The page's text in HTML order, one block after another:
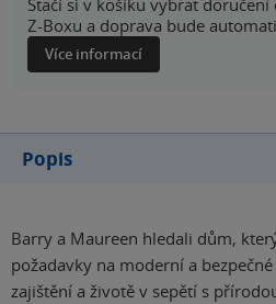
Z-Boxu a doprava bude
Více informací
Popis
Barry a Maureen hledali dům,
požadavky na moderní a
zajištění a životě v sepětí s